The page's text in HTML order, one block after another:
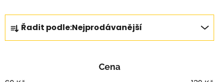
a
z
Řadit podle:Nejprodávanější
Cena